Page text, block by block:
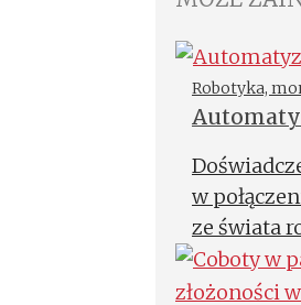
Robotyka,
w
ze świata
skuteczną